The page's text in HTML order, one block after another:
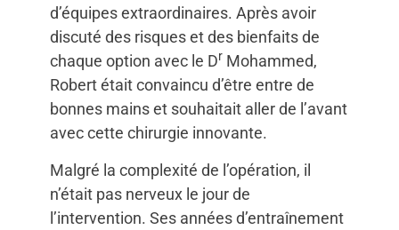
d’équipes extraordinaires. Après avoir
discuté des risques et des bienfaits de
chaque option avec le Dr Mohammed,
Robert était convaincu d’être entre de
bonnes mains et souhaitait aller de l’avant
avec cette chirurgie innovante.
Malgré la complexité de l’opération, il
n’était pas nerveux le jour de
l’intervention. Ses années d’entraînement